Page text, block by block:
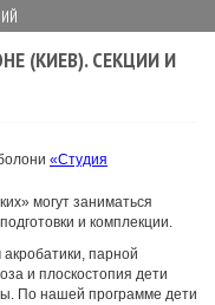
(КИЕВ). СЕКЦИИ И
«Студия
могут заниматься
и комплекции.
парной
и плоскостопия дети
По нашей программе дети